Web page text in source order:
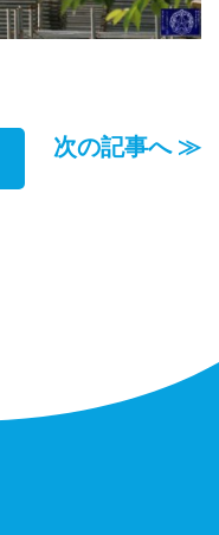
次の記事へ ≫